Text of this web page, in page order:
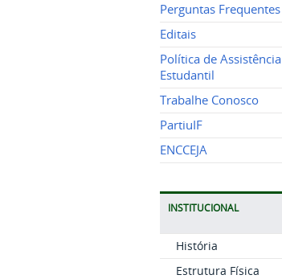
Perguntas Frequentes
Editais
Política de Assistência
Estudantil
Trabalhe Conosco
PartiuIF
ENCCEJA
INSTITUCIONAL
História
Estrutura Física